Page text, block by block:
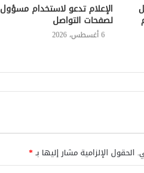
الإعلام تدعو لاستخدام مسؤول
لصفحات التواصل
6 أغسطس، 2026
الحقول الإلزامية مشار إليها بـ*